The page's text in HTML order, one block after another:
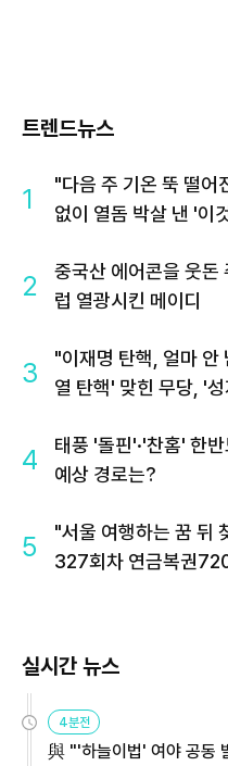
트렌드뉴스
1
"다음 주 기온 뚝 떨어
없이 열돔 박살 낸 '이
2
중국산 에어콘을 웃돈
럽 열광시킨 메이디
3
"이재명 탄핵, 얼마 안
열 탄핵' 맞힌 무당, '
4
태풍 '돌핀'·'찬홈' 한
예상 경로는?
5
"서울 여행하는 꿈 뒤
327회차 연금복권
실시간 뉴스
4분전
與 "'하늘이법' 여야 공동